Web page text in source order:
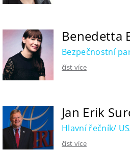
Benedetta
Bezpečnostní
číst více
Jan Erik
Hlavní řečník/
číst více